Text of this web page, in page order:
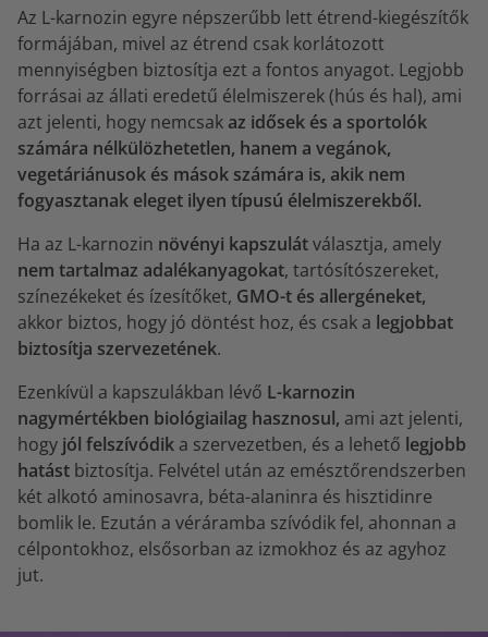
Az L-karnozin egyre népszerűbb lett étrend-kiegészítők
formájában, mivel az étrend csak korlátozott
mennyiségben biztosítja ezt a fontos anyagot. Legjobb
forrásai az állati eredetű élelmiszerek (hús és hal), ami
azt jelenti, hogy nemcsak az idősek és a sportolók
számára nélkülözhetetlen, hanem a vegánok,
vegetáriánusok és mások számára is, akik nem
fogyasztanak eleget ilyen típusú élelmiszerekből.
Ha az L-karnozin növényi kapszulátválasztja, amely
nem tartalmaz adalékanyagokat, tartósítószereket,
színezékeket és ízesítőket, GMO-t és allergéneket,
akkor biztos, hogy jó döntést hoz, és csak a legjobbat
biztosítja szervezetének.
Ezenkívül a kapszulákban lévő L-karnozin
nagymértékben biológiailag hasznosul, ami azt jelenti,
hogy jól felszívódik a szervezetben, és a lehető legjobb
hatást biztosítja. Felvétel után az emésztőrendszerben
két alkotó aminosavra, béta-alaninra és hisztidinre
bomlik le. Ezután a véráramba szívódik fel, ahonnan a
célpontokhoz, elsősorban az izmokhoz és az agyhoz
jut.